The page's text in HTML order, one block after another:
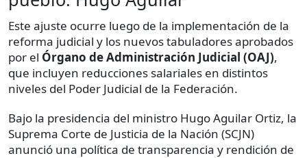
Este ajuste ocurre luego de la implementación de la
reforma judicial y los nuevos tabuladores aprobados
por el Órgano de Administración Judicial (OAJ),
que incluyen reducciones salariales en distintos
niveles del Poder Judicial de la Federación.
Bajo la presidencia del ministro Hugo Aguilar Ortiz, la
Suprema Corte de Justicia de la Nación (SCJN)
anunció una política de transparencia y rendición de